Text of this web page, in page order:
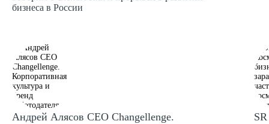
бизнеса в России
Андрей Алясов CEO Changellenge.